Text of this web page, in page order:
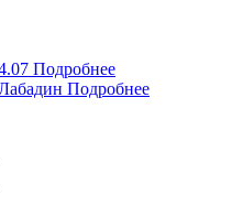
Подробнее
Подробнее